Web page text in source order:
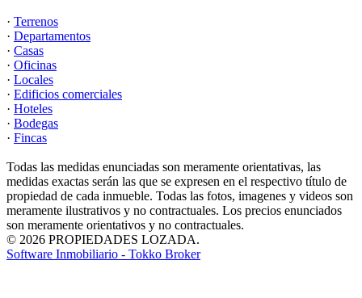
· Terrenos
· Departamentos
· Casas
· Oficinas
· Locales
· Edificios comerciales
· Hoteles
· Bodegas
· Fincas
Todas las medidas enunciadas son meramente orientativas, las
medidas exactas serán las que se expresen en el respectivo título de
propiedad de cada inmueble. Todas las fotos, imagenes y videos son
meramente ilustrativos y no contractuales. Los precios enunciados
son meramente orientativos y no contractuales.
© 2026 PROPIEDADES LOZADA.
Software Inmobiliario - Tokko Broker